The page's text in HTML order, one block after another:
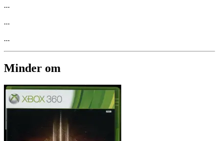
...
...
...
Minder om